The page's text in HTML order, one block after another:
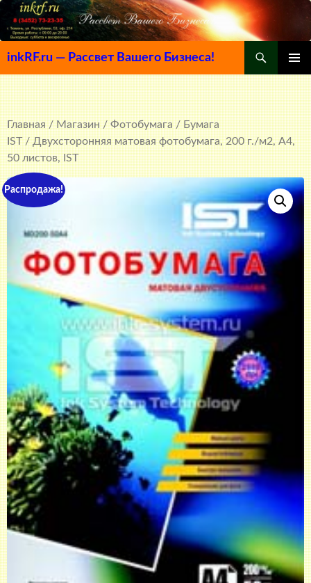
inkRF.ru — Рассвет Вашего Бизнеса!
МЕНЮ
К
СОДЕРЖИМОМУ
Главная/Магазин/Фотобумага/Бумага
IST/ Двухсторонняя матовая фотобумага, 200 г./м2, A4,
50 листов, IST
Распродажа!